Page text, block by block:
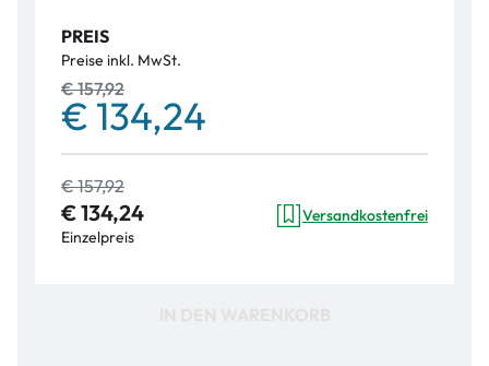
PREIS
Preise inkl. MwSt.
€ 157,92
€ 134,24
€ 157,92
€ 134,24
Einzelpreis
Versandkostenfrei